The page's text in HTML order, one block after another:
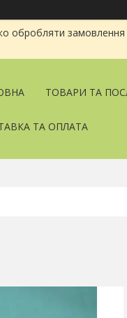
обробляти
ТОВАРИ ТА
ТА ОПЛАТА